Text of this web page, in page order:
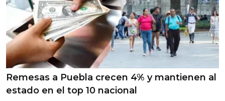
Remesas a Puebla crecen 4% y mantienen al
estado en el top 10 nacional